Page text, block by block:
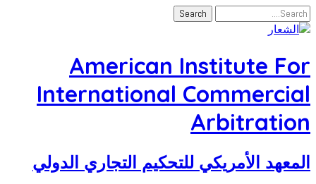
American Institute For
International Commercial
Arbitration
المعهد الأمريكي للتحكيم التجاري الدولي